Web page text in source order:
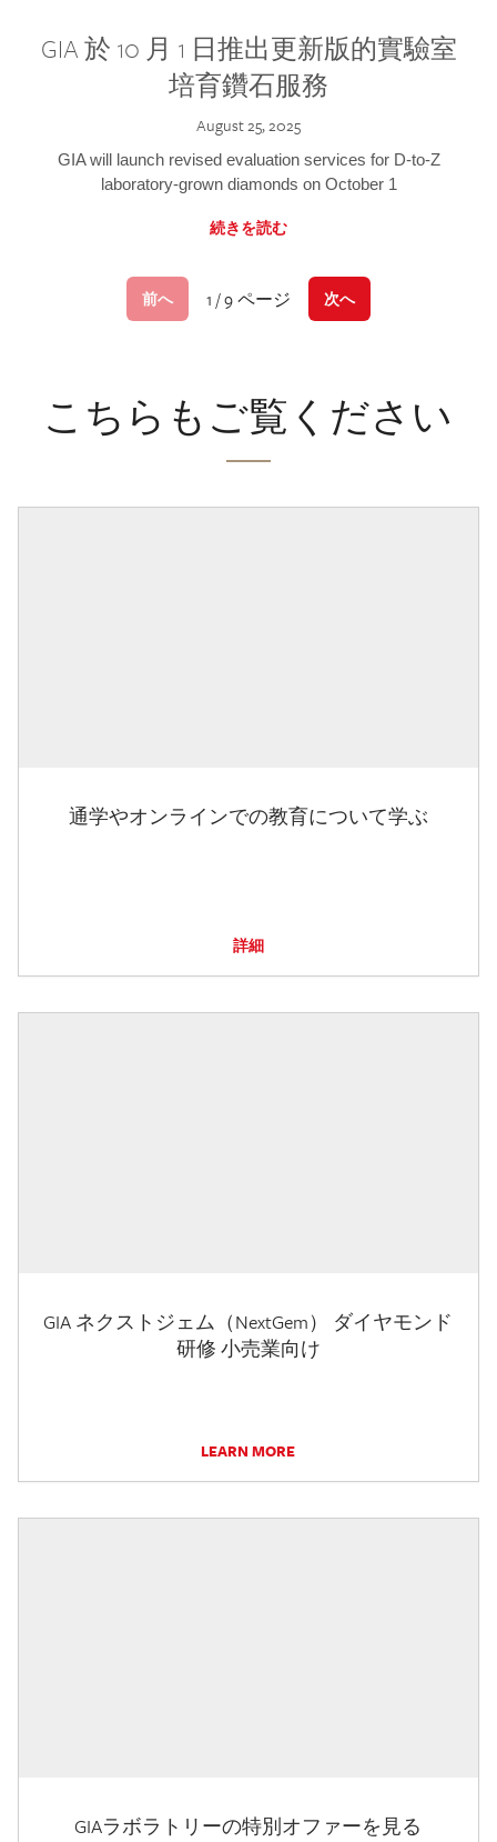
GIA 於 10 月 1 日推出更新版的實驗室
培育鑽石服務
August 25, 2025
GIA will launch revised evaluation services for D-to-Z
laboratory-grown diamonds on October 1
続きを読む
前へ 1 / 9 ページ 次へ
こちらもご覧ください
通学やオンラインでの教育について学ぶ
詳細
GIA ネクストジェム（NextGem） ダイヤモンド
研修 小売業向け
LEARN MORE
GIAラボラトリーの特別オファーを見る